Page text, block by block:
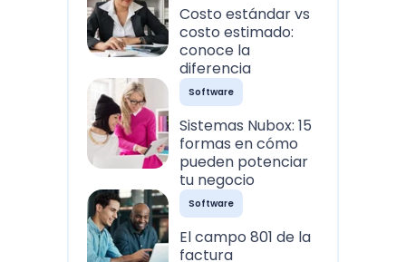
Costo estándar vs
costo estimado:
conoce la
diferencia
Software
Sistemas Nubox: 15
formas en cómo
pueden potenciar
tu negocio
Software
El campo 801 de la
factura